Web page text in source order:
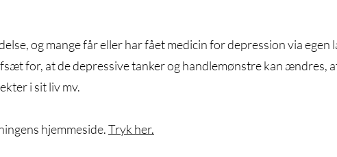
og mange får eller har fået medicin for depression via egen
for, at de depressive tanker og handlemønstre kan ændres,
i sit liv mv.
hjemmeside.Tryk her.